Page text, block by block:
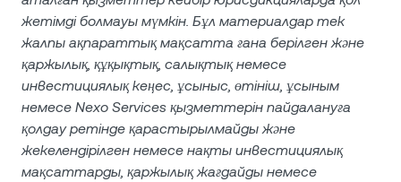
жетімді болмауы мүмкін. Бұл материалдар тек
жалпы ақпараттық мақсатта ғана берілген және
қаржылық, құқықтық, салықтық немесе
инвестициялық кеңес, ұсыныс, өтініш, ұсыным
немесе Nexo Services қызметтерін пайдалануға
қолдау ретінде қарастырылмайды және
жекелендірілген немесе нақты инвестициялық
мақсаттарды, қаржылық жағдайды немесе